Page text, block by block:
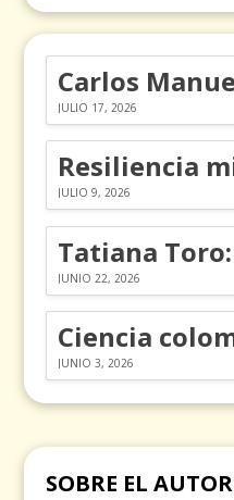
JULIO 17, 2026
JULIO 9, 2026
JUNIO 22, 2026
JUNIO 3, 2026
SOBRE EL AUTOR